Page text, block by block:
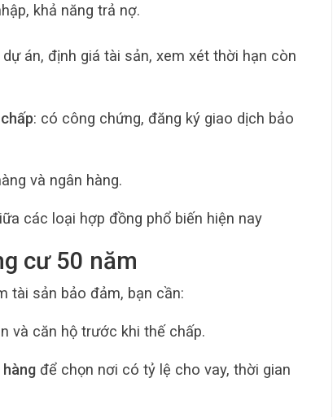
khả năng trả nợ.
án, định giá tài sản, xem xét thời hạn còn
: có công chứng, đăng ký giao dịch bảo
và ngân hàng.
các loại hợp đồng phổ biến hiện nay
cư 50 năm
tài sản bảo đảm, bạn cần:
và căn hộ trước khi thế chấp.
hàngđể chọn nơi có tỷ lệ cho vay, thời gian